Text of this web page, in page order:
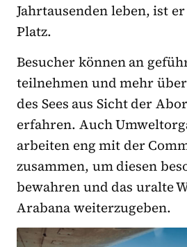
Jahrtausenden leben, ist
Platz.
Besucher können an
teilnehmen und mehr
des Sees aus Sicht der
erfahren. Auch
arbeiten eng mit der
zusammen, um diesen
bewahren und das uralte
Arabana weiterzugeben.